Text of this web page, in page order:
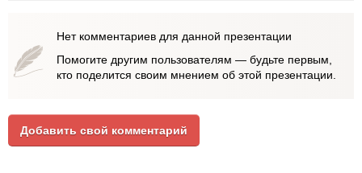
Нет комментариев для данной презентации
Помогите другим пользователям — будьте первым,
кто поделится своим мнением об этой презентации.
Добавить свой комментарий